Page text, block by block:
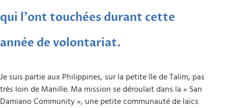
qui l'ont touchées durant cette
année de volontariat.
Je suis partie aux Philippines, sur la petite île de Talim, pas
très loin de Manille. Ma mission se déroulait dans la « San
Damiano Community », une petite communauté de laïcs